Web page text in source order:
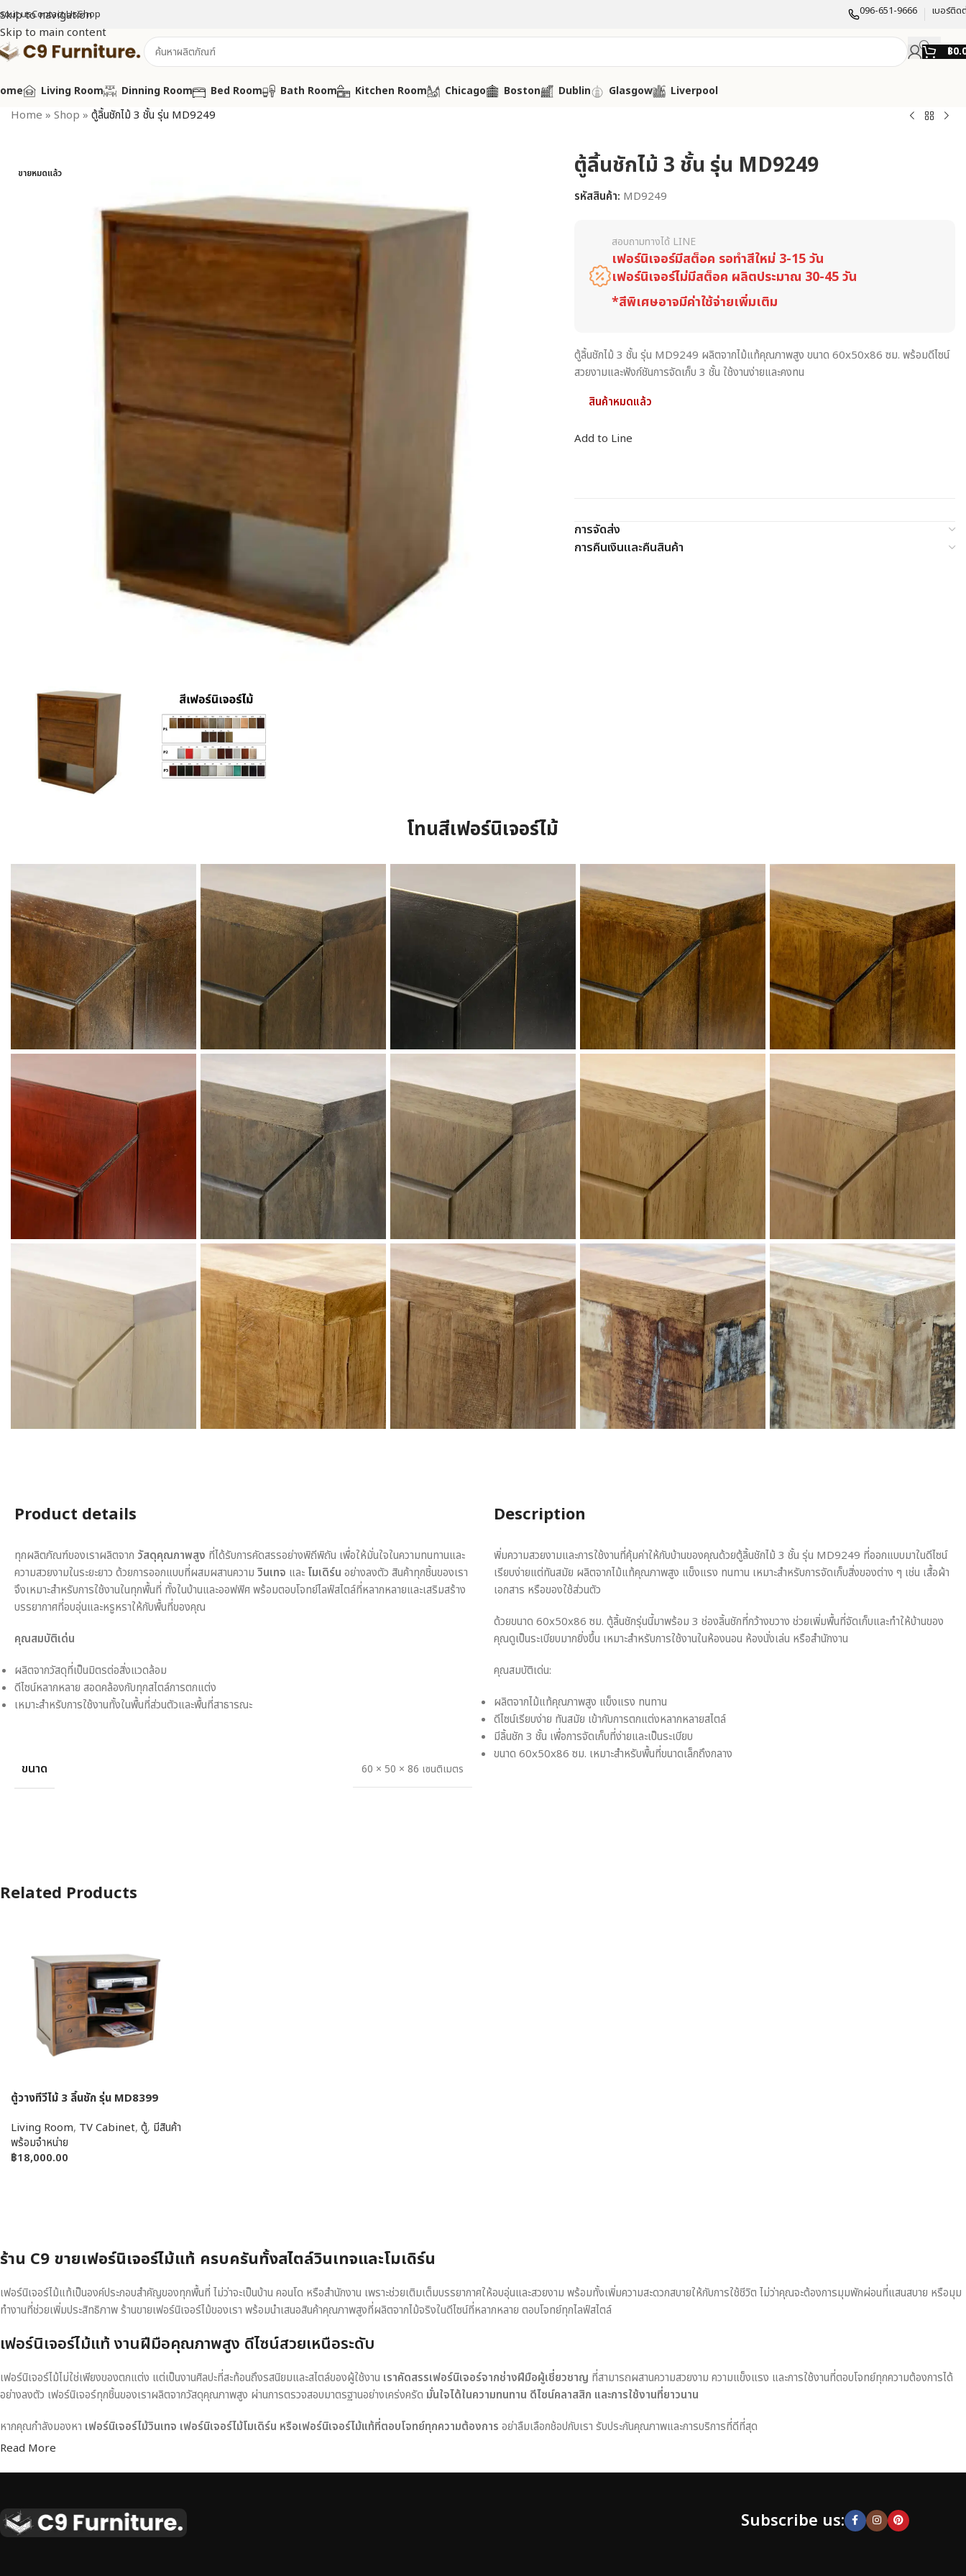
Skip to navigation
Skip to main content
usContact UsShop 096-651-9666 เบอร์ติด
฿
Living Room Dinning Room Bed Room Bath Room Kitchen Room Chicago Boston Dublin Glasgow Liverpool
Home » Shop » ตู้ลิ้นชักไม้ 3 ชั้น รุ่น MD9249
ขายหมดแล้ว ตู้ลิ้นชักไม้ 3 ชั้น รุ่น MD9249
รหัสสินค้า: MD9249
สอบถามทางได้ LINE
เฟอร์นิเจอร์มีสต็อค รอทำสีใหม่ 3-15 วัน
เฟอร์นิเจอร์ไม่มีสต็อค ผลิตประมาณ 30-45 วัน
*สีพิเศษอาจมีค่าใช้จ่ายเพิ่มเติม
ตู้ลิ้นชักไม้ 3 ชั้น รุ่น MD9249 ผลิตจากไม้แท้คุณภาพสูง ขนาด 60x50x86 ซม. พร้อมดีไซน์
สวยงามและฟังก์ชันการจัดเก็บ 3 ชั้น ใช้งานง่ายและคงทน
สินค้าหมดแล้ว
Add to Line
การจัดส่ง
การคืนเงินและคืนสินค้า
โทนสีเฟอร์นิเจอร์ไม้
Product details
ทุกผลิตภัณฑ์ของเราผลิตจาก วัสดุคุณภาพสูง ที่ได้รับการคัดสรรอย่างพิถีพิถัน เพื่อให้มั่นใจในความทนทานและ
ความสวยงามในระยะยาว ด้วยการออกแบบที่ผสมผสานความ วินเทจ และ โมเดิร์น อย่างลงตัว สินค้าทุกชิ้นของเรา
จึงเหมาะสำหรับการใช้งานในทุกพื้นที่ ทั้งในบ้านและออฟฟิศ พร้อมตอบโจทย์ไลฟ์สไตล์ที่หลากหลายและเสริมสร้าง
บรรยากาศที่อบอุ่นและหรูหราให้กับพื้นที่ของคุณ
คุณสมบัติเด่น
ผลิตจากวัสดุที่เป็นมิตรต่อสิ่งแวดล้อม
ดีไซน์หลากหลาย สอดคล้องกับทุกสไตล์การตกแต่ง
เหมาะสำหรับการใช้งานทั้งในพื้นที่ส่วนตัวและพื้นที่สาธารณะ
ขนาด 60 × 50 × 86 เซนติเมตร
Description
พิ่มความสวยงามและการใช้งานที่คุ้มค่าให้กับบ้านของคุณด้วยตู้ลิ้นชักไม้ 3 ชั้น รุ่น MD9249 ที่ออกแบบมาในดีไซน์
เรียบง่ายแต่ทันสมัย ผลิตจากไม้แท้คุณภาพสูง แข็งแรง ทนทาน เหมาะสำหรับการจัดเก็บสิ่งของต่าง ๆ เช่น เสื้อผ้า
เอกสาร หรือของใช้ส่วนตัว
ด้วยขนาด 60x50x86 ซม. ตู้ลิ้นชักรุ่นนี้มาพร้อม 3 ช่องลิ้นชักที่กว้างขวาง ช่วยเพิ่มพื้นที่จัดเก็บและทำให้บ้านของ
คุณดูเป็นระเบียบมากยิ่งขึ้น เหมาะสำหรับการใช้งานในห้องนอน ห้องนั่งเล่น หรือสำนักงาน
คุณสมบัติเด่น:
ผลิตจากไม้แท้คุณภาพสูง แข็งแรง ทนทาน
ดีไซน์เรียบง่าย ทันสมัย เข้ากับการตกแต่งหลากหลายสไตล์
มีลิ้นชัก 3 ชั้น เพื่อการจัดเก็บที่ง่ายและเป็นระเบียบ
ขนาด 60x50x86 ซม. เหมาะสำหรับพื้นที่ขนาดเล็กถึงกลาง
Related Products
ตู้วางทีวีไม้ 3 ลิ้นชัก รุ่น MD8399
Living Room, TV Cabinet, ตู้, มีสินค้า
พร้อมจำหน่าย
฿18,000.00
ร้าน C9 ขายเฟอร์นิเจอร์ไม้แท้ ครบครันทั้งสไตล์วินเทจและโมเดิร์น
เฟอร์นิเจอร์ไม้แท้เป็นองค์ประกอบสำคัญของทุกพื้นที่ ไม่ว่าจะเป็นบ้าน คอนโด หรือสำนักงาน เพราะช่วยเติมเต็มบรรยากาศให้อบอุ่นและสวยงาม พร้อมทั้งเพิ่มความสะดวกสบายให้กับการใช้ชีวิต ไม่ว่าคุณจะต้องการมุมพักผ่อนที่แสนสบาย หรือมุม
ทำงานที่ช่วยเพิ่มประสิทธิภาพ ร้านขายเฟอร์นิเจอร์ไม้ของเรา พร้อมนำเสนอสินค้าคุณภาพสูงที่ผลิตจากไม้จริงในดีไซน์ที่หลากหลาย ตอบโจทย์ทุกไลฟ์สไตล์
เฟอร์นิเจอร์ไม้แท้ งานฝีมือคุณภาพสูง ดีไซน์สวยเหนือระดับ
เฟอร์นิเจอร์ไม้ไม่ใช่เพียงของตกแต่ง แต่เป็นงานศิลปะที่สะท้อนถึงรสนิยมและสไตล์ของผู้ใช้งาน เราคัดสรรเฟอร์นิเจอร์จากช่างฝีมือผู้เชี่ยวชาญ ที่สามารถผสานความสวยงาม ความแข็งแรง และการใช้งานที่ตอบโจทย์ทุกความต้องการได้
อย่างลงตัว เฟอร์นิเจอร์ทุกชิ้นของเราผลิตจากวัสดุคุณภาพสูง ผ่านการตรวจสอบมาตรฐานอย่างเคร่งครัด มั่นใจได้ในความทนทาน ดีไซน์คลาสสิก และการใช้งานที่ยาวนาน
หากคุณกำลังมองหา เฟอร์นิเจอร์ไม้วินเทจ เฟอร์นิเจอร์ไม้โมเดิร์น หรือเฟอร์นิเจอร์ไม้แท้ที่ตอบโจทย์ทุกความต้องการ อย่าลืมเลือกช้อปกับเรา รับประกันคุณภาพและการบริการที่ดีที่สุด
Read More
Subscribe us: